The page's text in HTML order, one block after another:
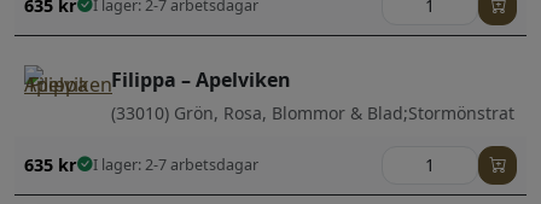
635 kr I lager: 2-7 arbetsdagar
Filippa – Apelviken
(33010) Grön, Rosa, Blommor & Blad;Stormönstrat
635 kr I lager: 2-7 arbetsdagar